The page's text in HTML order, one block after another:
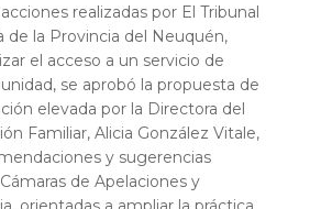
realizadas por El Tribunal
de la Provincia del Neuquén,
el acceso a un servicio de
se aprobó la propuesta de
elevada por la Directora del
Familiar, Alicia González Vitale,
y sugerencias
de Apelaciones y